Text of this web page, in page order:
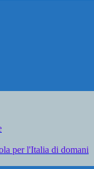
per l'Italia di domani